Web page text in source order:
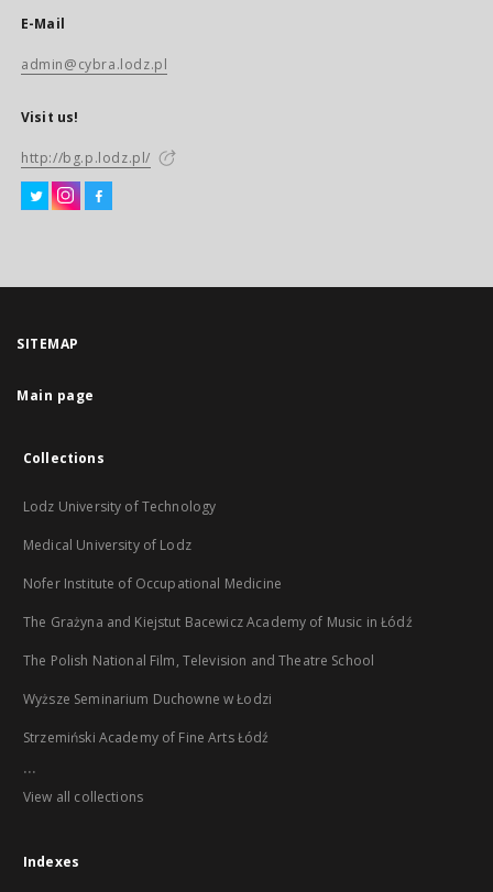
E-Mail
admin@cybra.lodz.pl
Visit us!
http://bg.p.lodz.pl/
SITEMAP
Main page
Collections
Lodz University of Technology
Medical University of Lodz
Nofer Institute of Occupational Medicine
The Grażyna and Kiejstut Bacewicz Academy of Music in Łódź
The Polish National Film, Television and Theatre School
Wyższe Seminarium Duchowne w Łodzi
Strzemiński Academy of Fine Arts Łódź
...
View all collections
Indexes